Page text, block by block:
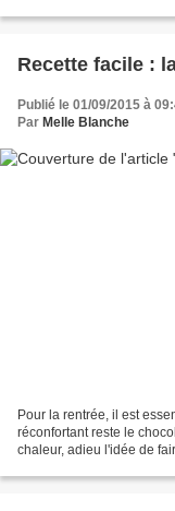
Recette facile :
Publié le 01/09/2015 à
Par Melle Blanche
Pour la rentrée, il est
réconfortant reste le
chaleur, adieu l'idée de